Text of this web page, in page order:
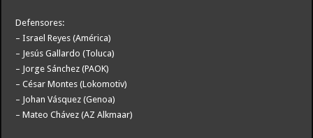
Defensores:
– Israel Reyes (América)
– Jesús Gallardo (Toluca)
– Jorge Sánchez (PAOK)
– César Montes (Lokomotiv)
– Johan Vásquez (Genoa)
– Mateo Chávez (AZ Alkmaar)